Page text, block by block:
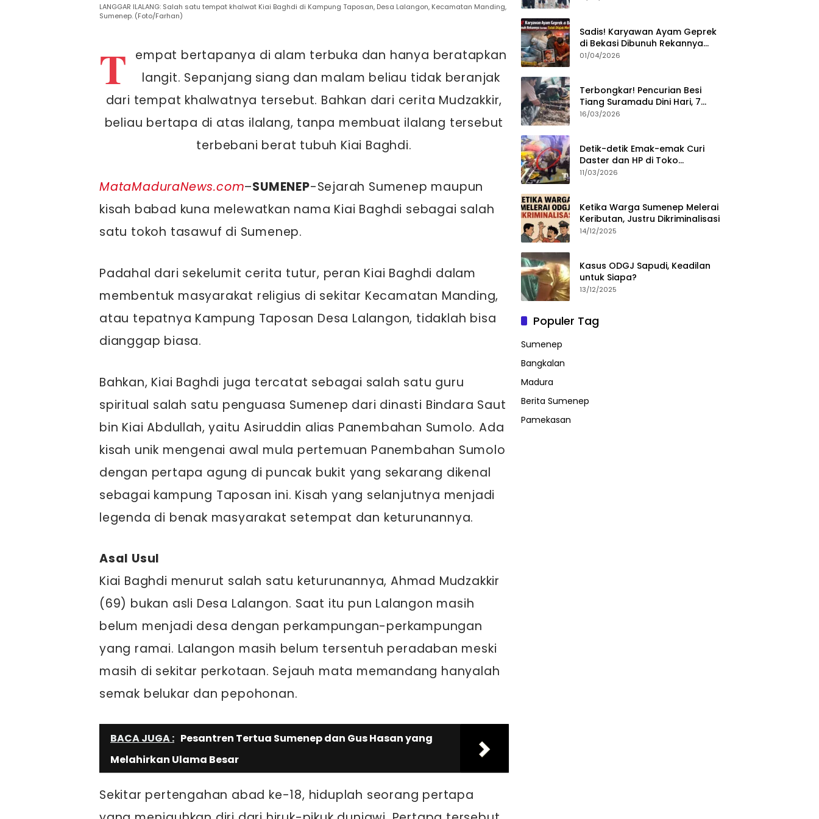
LANGGAR ILALANG: Salah satu tempat khalwat Kiai Baghdi di Kampung Taposan, Desa Lalangon, Kecamatan Manding,
Sumenep. (Foto/Farhan)
T
empat bertapanya di alam terbuka dan hanya beratapkan
langit. Sepanjang siang dan malam beliau tidak beranjak
dari tempat khalwatnya tersebut. Bahkan dari cerita Mudzakkir,
beliau bertapa di atas ilalang, tanpa membuat ilalang tersebut
terbebani berat tubuh Kiai Baghdi.
MataMaduraNews.com–SUMENEP-Sejarah Sumenep maupun
kisah babad kuna melewatkan nama Kiai Baghdi sebagai salah
satu tokoh tasawuf di Sumenep.
Padahal dari sekelumit cerita tutur, peran Kiai Baghdi dalam
membentuk masyarakat religius di sekitar Kecamatan Manding,
atau tepatnya Kampung Taposan Desa Lalangon, tidaklah bisa
dianggap biasa.
Bahkan, Kiai Baghdi juga tercatat sebagai salah satu guru
spiritual salah satu penguasa Sumenep dari dinasti Bindara Saut
bin Kiai Abdullah, yaitu Asiruddin alias Panembahan Sumolo. Ada
kisah unik mengenai awal mula pertemuan Panembahan Sumolo
dengan pertapa agung di puncak bukit yang sekarang dikenal
sebagai kampung Taposan ini. Kisah yang selanjutnya menjadi
legenda di benak masyarakat setempat dan keturunannya.
Asal Usul
Kiai Baghdi menurut salah satu keturunannya, Ahmad Mudzakkir
(69) bukan asli Desa Lalangon. Saat itu pun Lalangon masih
belum menjadi desa dengan perkampungan-perkampungan
yang ramai. Lalangon masih belum tersentuh peradaban meski
masih di sekitar perkotaan. Sejauh mata memandang hanyalah
semak belukar dan pepohonan.
BACA JUGA : Pesantren Tertua Sumenep dan Gus Hasan yang
Melahirkan Ulama Besar
Sekitar pertengahan abad ke-18, hiduplah seorang pertapa
Sadis! Karyawan Ayam Geprek
di Bekasi Dibunuh Rekannya
karena Tolak Diajak Merampok
01/04/2026
Terbongkar! Pencurian Besi
Tiang Suramadu Dini Hari, 7
ABK Ditangkap Polisi
16/03/2026
Detik-detik Emak-emak Curi
Daster dan HP di Toko
Sumenep, Aksi Terekam CCTV
11/03/2026
Ketika Warga Sumenep Melerai
Keributan, Justru Dikriminalisasi
14/12/2025
Kasus ODGJ Sapudi, Keadilan
untuk Siapa?
13/12/2025
Populer Tag
Sumenep
Bangkalan
Madura
Berita Sumenep
Pamekasan